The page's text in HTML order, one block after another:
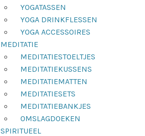
YOGATASSEN
YOGA DRINKFLESSEN
YOGA ACCESSOIRES
MEDITATIE
MEDITATIESTOELTJES
MEDITATIEKUSSENS
MEDITATIEMATTEN
MEDITATIESETS
MEDITATIEBANKJES
OMSLAGDOEKEN
SPIRITUEEL